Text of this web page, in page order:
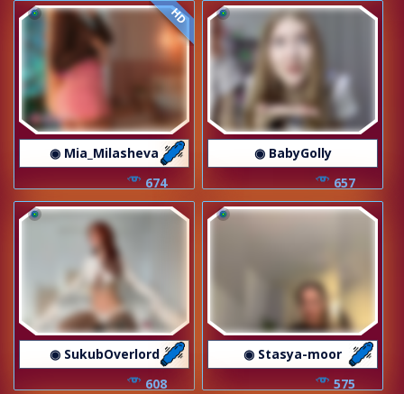
HD
◉ Mia_Milasheva
674
◉ BabyGolly
657
◉ SukubOverlord
608
◉ Stasya-moor
575